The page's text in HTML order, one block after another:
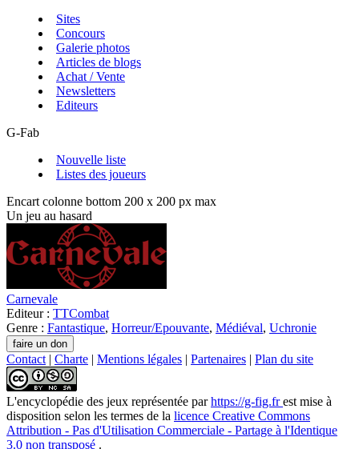
Sites
Concours
Galerie photos
Articles de blogs
Achat / Vente
Newsletters
Editeurs
G-Fab
Nouvelle liste
Listes des joueurs
Encart colonne bottom 200 x 200 px max
Un jeu au hasard
Carnevale
Editeur : TTCombat
Genre : Fantastique, Horreur/Epouvante, Médiéval, Uchronie
Contact | Charte | Mentions légales | Partenaires | Plan du site
L'encyclopédie des jeux représentée parhttps://g-fig.frest mise à
disposition selon les termes de la licence Creative Commons
Attribution - Pas d'Utilisation Commerciale - Partage à l'Identique
3.0 non transposé .